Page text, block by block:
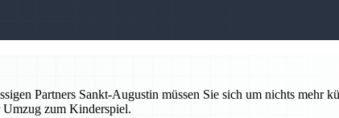
Partners Sankt-Augustin müssen Sie sich um nichts mehr
Umzug zum Kinderspiel.